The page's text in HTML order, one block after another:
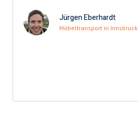
Jürgen Eberhardt
Möbeltransport in Innsbruck